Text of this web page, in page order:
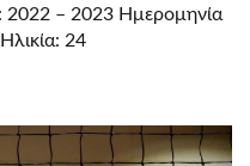
2022 – 2023 Ημερομηνία
24